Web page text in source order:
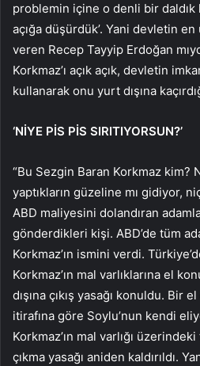
problemin içine o denli bir daldık
açığa düşürdük’. Yani devletin
veren Recep Tayyip Erdoğan
Korkmaz’ı açık açık, devletin
kullanarak onu yurt dışına
‘NİYE PİS PİS SIRITIYORSUN?’
“Bu Sezgin Baran Korkmaz kim?
yaptıkların güzeline mı gidiyor,
ABD maliyesini dolandıran
gönderdikleri kişi. ABD’de tüm
Korkmaz’ın ismini verdi.
Korkmaz’ın mal varlıklarına el
dışına çıkış yasağı konuldu. Bir
itirafına göre Soylu’nun kendi
Korkmaz’ın mal varlığı
çıkma yasağı aniden kaldırıldı.